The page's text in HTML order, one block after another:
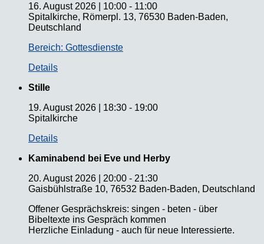
16. August 2026
10:00 - 11:00
Spitalkirche, Römerpl. 13, 76530 Baden-Baden,
Deutschland
Bereich: Gottesdienste
Details
Stille
19. August 2026
18:30 - 19:00
Spitalkirche
Details
Kaminabend bei Eve und Herby
20. August 2026
20:00 - 21:30
Gaisbühlstraße 10, 76532 Baden-Baden, Deutschland
Offener Gesprächskreis: singen - beten - über
Bibeltexte ins Gespräch kommen
Herzliche Einladung - auch für neue Interessierte.